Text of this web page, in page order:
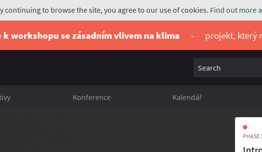
continuing to browse the site, you agree to our use of cookies. Find out more
k workshopu se zásadním vlivem na klima - projekt, který
Search
Konference Kalendář
PHASE